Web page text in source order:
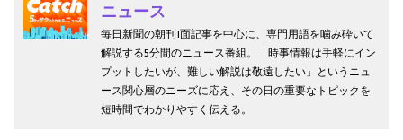
ニュース
毎日新聞の朝刊1面記事を中心に、専門用語を噛み砕いて
解説する5分間のニュース番組。「時事情報は手軽にイン
プットしたいが、難しい解説は敬遠したい」というニュ
ース関心層のニーズに応え、その日の重要なトピックを
短時間でわかりやすく伝える。